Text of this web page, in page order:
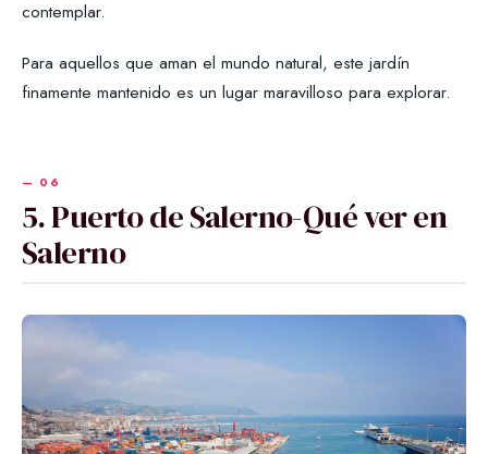
contemplar.
Para aquellos que aman el mundo natural, este jardín
finamente mantenido es un lugar maravilloso para explorar.
5. Puerto de Salerno-Qué ver en
Salerno